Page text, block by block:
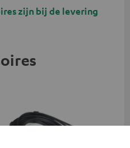
zijn bij de levering